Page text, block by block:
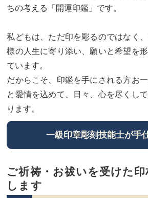
ちの考える「開運印鑑」です。
私どもは、ただ印を彫るのではなく
様の人生に寄り添い、願いと希望を
ています。
だからこそ、印鑑を手にされる方お
と愛情を込めて、日々、心を尽くし
ります。
一級印章彫刻技能士が手
ご祈祷・お祓いを受けた印
します